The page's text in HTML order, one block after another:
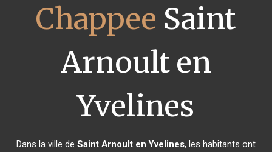
Chappee Saint
Arnoult en
Yvelines
Dans la ville de Saint Arnoult en Yvelines, les habitants ont